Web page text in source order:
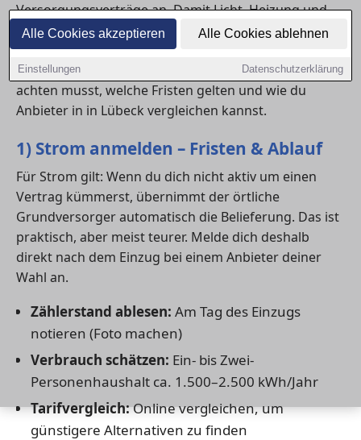
Alle Cookies akzeptieren Alle Cookies ablehnen
Einstellungen Datenschutzerklärung
Versorgungsverträge an. Damit Licht, Heizung und
WLAN vom ersten Tag an funktionieren, solltest du
dich rechtzeitig um die Anmeldung von
undInternet
kümmern. Hier erfährst du, worauf du
achten musst, welche Fristen gelten und wie du
Anbieter in in Lübeck vergleichen kannst.
1) Strom anmelden – Fristen & Ablauf
Für Strom gilt: Wenn du dich nicht aktiv um einen
Vertrag kümmerst, übernimmt der örtliche
Grundversorger automatisch die Belieferung. Das ist
praktisch, aber meist teurer. Melde dich deshalb
direkt nach dem Einzug bei einem Anbieter deiner
Wahl an.
Zählerstand ablesen: Am Tag des Einzugs
notieren (Foto machen)
Verbrauch schätzen: Ein- bis Zwei-
Personenhaushalt ca. 1.500–2.500 kWh/Jahr
Tarifvergleich:Online vergleichen, um
günstigere Alternativen zu finden